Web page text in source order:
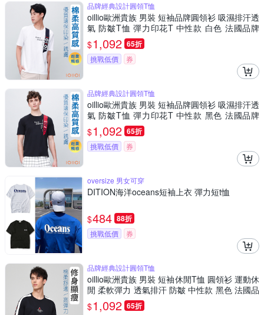
品牌經典設計圓領T恤
oillio歐洲貴族 男裝 短袖品牌圓領衫 吸濕排汗透
氣 防皺T恤 彈力印花T 中性款 白色 法國品牌
有大尺碼
$1,092 65折
挑戰低價 券
品牌經典設計圓領T恤
oillio歐洲貴族 男裝 短袖品牌圓領衫 吸濕排汗透
氣 防皺T恤 彈力印花T 中性款 黑色 法國品牌
有大尺碼
$1,092 65折
挑戰低價 券
oversize 男女可穿
DITION海洋oceans短袖上衣 彈力短t恤
$484 88折
挑戰低價 券
品牌經典設計圓領T恤
oillio歐洲貴族 男裝 短袖休閒T恤 圓領衫 運動休
閒 柔軟彈力 透氣排汗 防皺 中性款 黑色 法國品
牌
$1,092 65折